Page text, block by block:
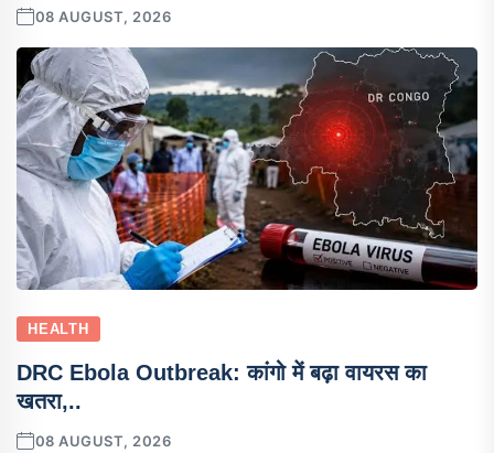
08 AUGUST, 2026
HEALTH
DRC Ebola Outbreak: कांगो में बढ़ा वायरस का
खतरा,..
08 AUGUST, 2026